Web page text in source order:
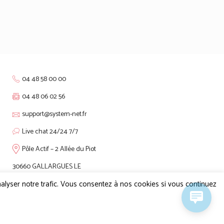
04 48 58 00 00
04 48 06 02 56
support@system-net.fr
Live chat 24/24 7/7
Pôle Actif – 2 Allée du Piot
30660 GALLARGUES LE
notre trafic. Vous consentez à nos cookies si vous continuez